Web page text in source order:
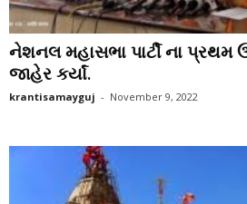
નેશનલ મહાસભા પાર્ટી ના પ્રથમ
જાહેર કર્યાં.
krantisamayguj - November 9, 2022